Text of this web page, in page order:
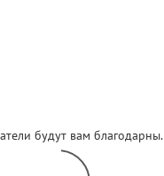
будут вам благодарны.